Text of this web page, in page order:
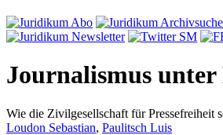
Journalismus
Wie die Zivilgesellschaft für Pressefreiheit
Loudon Sebastian, Paulitsch Luis